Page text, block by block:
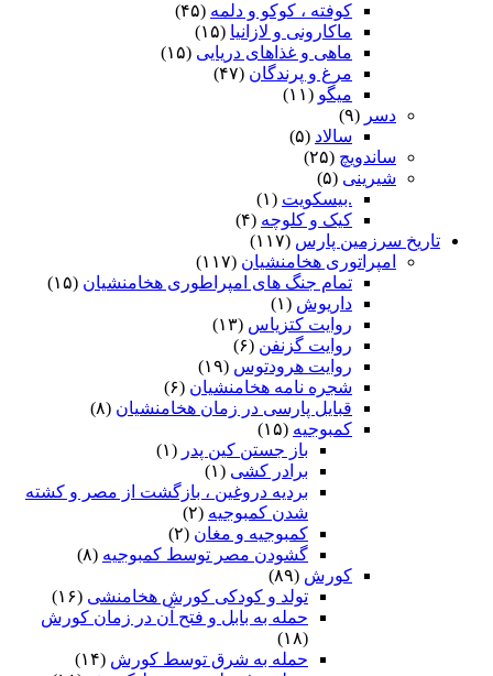
کوفته ، کوکو و دلمه (۴۵)
ماکارونی و لازانیا (۱۵)
ماهی و غذاهای دریایی (۱۵)
مرغ و پرندگان (۴۷)
میگو (۱۱)
دسر (۹)
سالاد (۵)
ساندویچ (۲۵)
شیرینی (۵)
.بیسکویت (۱)
کیک و کلوچه (۴)
تاریخ سرزمین پارس (۱۱۷)
امپراتوری هخامنشیان (۱۱۷)
تمام جنگ های امپراطوری هخامنشیان (۱۵)
داریوش (۱)
روایت کتزیاس (۱۳)
روایت گزنفن (۶)
روایت هرودتوس (۱۹)
شجره نامه هخامنشیان (۶)
قبایل پارسی در زمان هخامنشیان (۸)
کمبوجیه (۱۵)
باز جستن کین پدر (۱)
برادر کشی (۱)
بردیه دروغین ، بازگشت از مصر و کشته
شدن کمبوجیه (۲)
کمبوجیه و مغان (۲)
گشودن مصر توسط کمبوجیه (۸)
کورش (۸۹)
تولد و کودکی کورش هخامنشی (۱۶)
حمله به بابل و فتح آن در زمان کورش
(۱۸)
حمله به شرق توسط کورش (۱۴)